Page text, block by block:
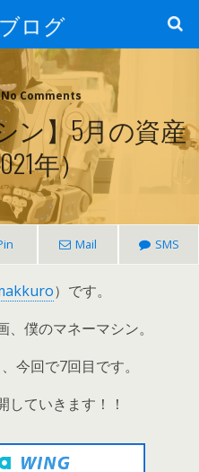
ログ
No Comments
ン】5月の資産
年）
Mail SMS
）です。
僕のマネーマシン。
今回で7回目です。
していきます！！